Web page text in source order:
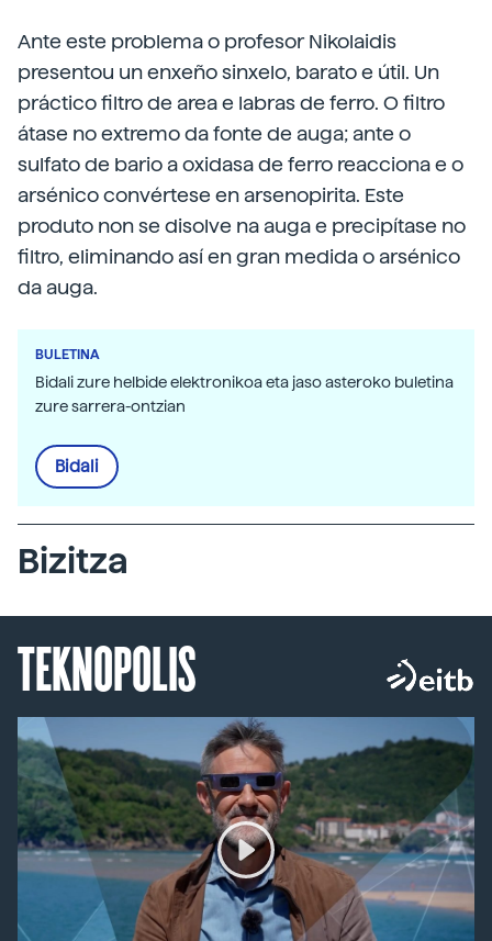
Ante este problema o profesor Nikolaidis
presentou un enxeño sinxelo, barato e útil. Un
práctico filtro de area e labras de ferro. O filtro
átase no extremo da fonte de auga; ante o
sulfato de bario a oxidasa de ferro reacciona e o
arsénico convértese en arsenopirita. Este
produto non se disolve na auga e precipítase no
filtro, eliminando así en gran medida o arsénico
da auga.
BULETINA
Bidali zure helbide elektronikoa eta jaso asteroko buletina
zure sarrera-ontzian
Bidali
Bizitza
TEKNOPOLIS